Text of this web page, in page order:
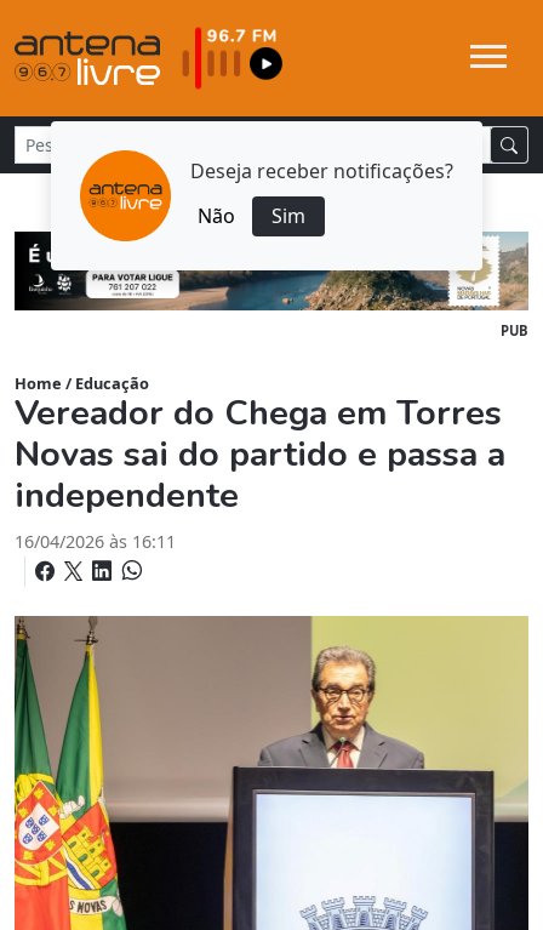
Deseja receber notificações?
Não
Sim
PUB
Home / Educação
Vereador do Chega em Torres
Novas sai do partido e passa a
independente
16/04/2026 às 16:11